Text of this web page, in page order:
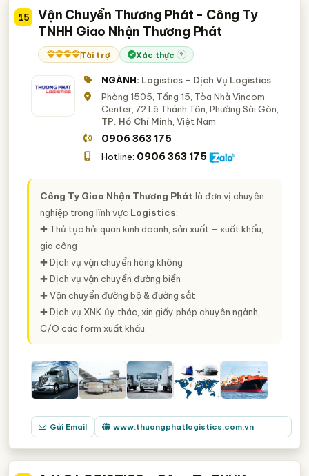
15
Vận Chuyển Thương Phát - Công Ty
TNHH Giao Nhận Thương Phát
Tài trợ Xác thực ?
NGÀNH: Logistics - Dịch Vụ Logistics
Phòng 1505, Tầng 15, Tòa Nhà Vincom
Center, 72 Lê Thánh Tôn, Phường Sài Gòn,
TP. Hồ Chí Minh, Việt Nam
0906 363 175
Hotline: 0906 363 175
Công Ty Giao Nhận Thương Phát là đơn vị chuyên
nghiệp trong lĩnh vực Logistics:
✚ Thủ tục hải quan kinh doanh, sản xuất – xuất khẩu,
gia công
✚ Dịch vụ vận chuyển hàng không
✚ Dịch vụ vận chuyển đường biển
✚ Vận chuyển đường bộ & đường sắt
✚ Dịch vụ XNK ủy thác, xin giấy phép chuyên ngành,
C/O các form xuất khẩu.
Gửi Email www.thuongphatlogistics.com.vn